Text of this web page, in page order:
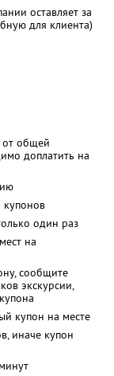
оставляет за
для клиента)
от общей
доплатить на
купонов
один раз
на
сообщите
экскурсии,
купон на месте
иначе купон